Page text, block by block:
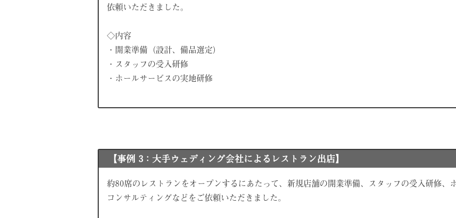
依頼いただきました。
◇内容
・開業準備（設計、備品選定）
・スタッフの受入研修
・ホールサービスの実地研修
【事例 3：大手ウェディング会社によるレストラン出店】
約80席のレストランをオープンするにあたって、新規店舗の開業準備、スタッフの受入研修、
コンサルティングなどをご依頼いただきました。